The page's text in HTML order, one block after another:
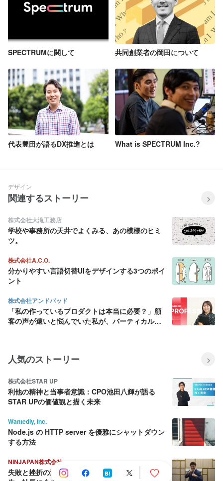
SPECTRUMに関して 共同創業者の岡田について
代表豊田が語るDX推進とは What is SPECTRUM Inc.?
デザイン
関連するストーリー
株式会社大滝工務店
学校や事務所の天井でよくみる、あの模様のヒミ
ツ。
株式会社A.C.O.
分かりやすい言語切替UIをデザインする3つのポイ
ント
株式会社アンドパッド
「私の作っているプロダクトは本当に必要？」顧
客の声が遠いと悩んでいた私が、バーティカル
人気のストーリー
株式会社STAR UP
利他の精神と当事者意識：CPO池田八輝が語る
STAR UPの価値観と描く未来
Wantedly, Inc.
Node.js の HTTP server を優雅にシャットダウン
する方法
NINJAPAN株式会社
失敗と挫折の連続から這い上がり続ける壮絶な人